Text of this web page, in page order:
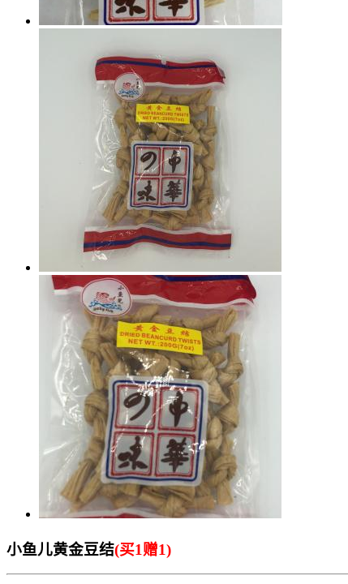
小鱼儿黄金豆结(买1赠1)